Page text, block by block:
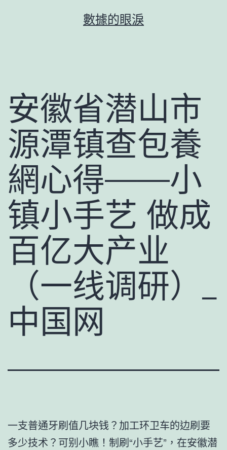
數據的眼淚
安徽省潜山市
源潭镇查包養
網心得——小
镇小手艺 做成
百亿大产业
（一线调研）_
中国网
一支普通牙刷值几块钱？加工环卫车的边刷要
多少技术？可别小瞧！制刷“小手艺”，在安徽潜